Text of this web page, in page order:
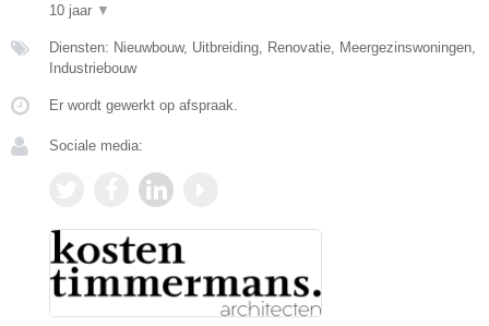
10 jaar ▼
Diensten: Nieuwbouw, Uitbreiding, Renovatie, Meergezinswoningen,
Industriebouw
Er wordt gewerkt op afspraak.
Sociale media: